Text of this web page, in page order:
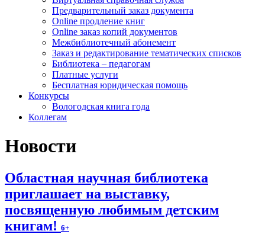
Предварительный заказ документа
Online продление книг
Online заказ копий документов
Межбиблиотечный абонемент
Заказ и редактирование тематических списков
Библиотека – педагогам
Платные услуги
Бесплатная юридическая помощь
Конкурсы
Вологодская книга года
Коллегам
Новости
Областная научная библиотека
приглашает на выставку,
посвященную любимым детским
книгам! 6+